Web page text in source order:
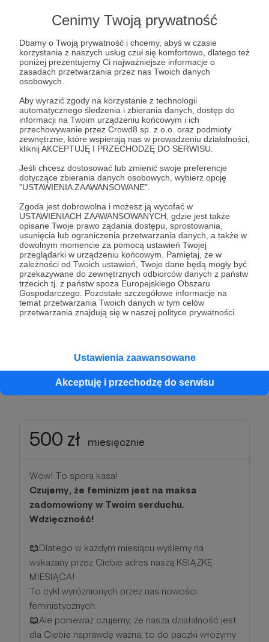
Cenimy Twoją prywatność
Dbamy o Twoją prywatność i chcemy, abyś w czasie
korzystania z naszych usług czuł się komfortowo, dlatego też
poniżej prezentujemy Ci najważniejsze informacje o
zasadach przetwarzania przez nas Twoich danych
osobowych.
Aby wyrazić zgody na korzystanie z technologii
automatycznego śledzenia i zbierania danych, dostęp do
informacji na Twoim urządzeniu końcowym i ich
przechowywanie przez Crowd8 sp. z o.o. oraz podmioty
zewnętrzne, które wspierają nas w prowadzeniu działalności,
kliknij AKCEPTUJĘ I PRZECHODZĘ DO SERWISU.
Jeśli chcesz dostosować lub zmienić swoje preferencje
dotyczące zbierania danych osobowych, wybierz opcję
"USTAWIENIA ZAAWANSOWANE".
Zgoda jest dobrowolna i możesz ją wycofać w
USTAWIENIACH ZAAWANSOWANYCH, gdzie jest także
opisane Twoje prawo żądania dostępu, sprostowania,
usunięcia lub ograniczenia przetwarzania danych, a także w
dowolnym momencie za pomocą ustawień Twojej
przeglądarki w urządzeniu końcowym. Pamiętaj, że w
zależności od Twoich ustawień, Twoje dane będą mogły być
przekazywane do zewnętrznych odbiorców danych z państw
trzecich tj. z państw spoza Europejskiego Obszaru
Gospodarczego. Pozostałe szczegółowe informacje na
temat przetwarzania Twoich danych w tym celów
przetwarzania znajdują się w naszej polityce prywatności.
Ustawienia zaawansowane
Akceptuję i przechodzę do serwisu
wskazany przez Ciebie adres naszą KSIĄŻKĘ
MIESIĄCA!
To cykl wyróżnionych przez nas nowości
📖A ponieważ czujemy, że nasza działalność jest
dla Ciebie naprawdę ważna, otrzymasz także kod
na zakup książek z 5% rabatem (od cen na naszej
stronie).
Do tego otrzymujesz korzyści z poprzednich
progów:
📖podziękowania w social mediach,
📖miejsce na Liście Patronów na stronie www,
📖newsletter informujący o nowościach i
wydarzeniach
📖dostęp do zamkniętej grupy na Facebooku.
📖Jeśli prowadzisz firmę i prześlesz nam
Twoje ulotki dołączymy je do naszych
Dziękujemy, że jesteś z nami!
Patroni: 0 Limit: 10
500 zł miesięcznie
Wow! To spora kasa!
Czujemy, że feminizm jest na maksa
zadomowiony w Twoim serduchu.
Wdzięczność!
📖Dlatego w każdym miesiącu wyślemy na
wskazany przez Ciebie adres naszą KSIĄŻKĘ
MIESIĄCA!
To cykl wyróżnionych przez nas nowości
feministycznych.
📖Ale ponieważ czujemy, że nasza działalność jest
dla Ciebie naprawdę ważna, to do paczki włożymy